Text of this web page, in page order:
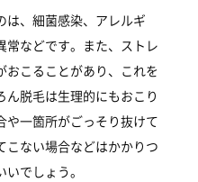
は、細菌感染、アレルギ
常などです。また、ストレ
おこることがあり、これを
脱毛は生理的にもおこり
や一箇所がごっそり抜けて
こない場合などはかかりつ
でしょう。